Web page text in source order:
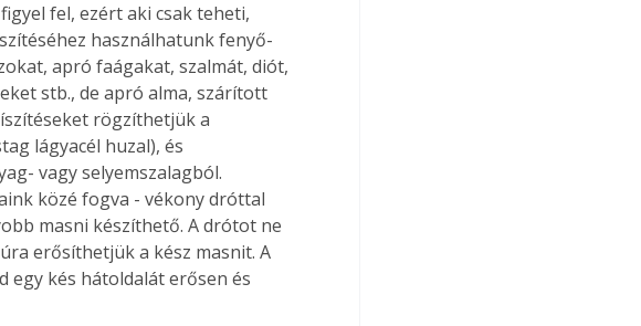
fel, ezért aki csak teheti,
használhatunk fenyő-
apró faágakat, szalmát, diót,
stb., de apró alma, szárított
rögzíthetjük a
lágyacél huzal), és
vagy selyemszalagból.
közé fogva - vékony dróttal
masni készíthető. A drótot ne
erősíthetjük a kész masnit. A
egy kés hátoldalát erősen és